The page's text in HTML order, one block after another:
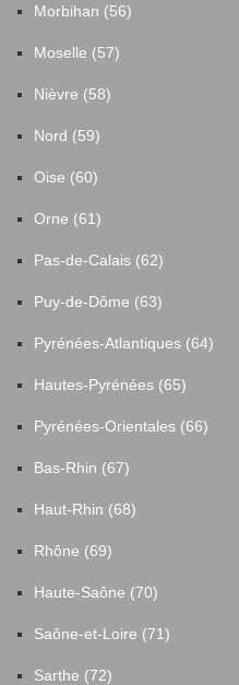
Morbihan (56)
Moselle (57)
Nièvre (58)
Nord (59)
Oise (60)
Orne (61)
Pas-de-Calais (62)
Puy-de-Dôme (63)
Pyrénées-Atlantiques (64)
Hautes-Pyrénées (65)
Pyrénées-Orientales (66)
Bas-Rhin (67)
Haut-Rhin (68)
Rhône (69)
Haute-Saône (70)
Saône-et-Loire (71)
Sarthe (72)